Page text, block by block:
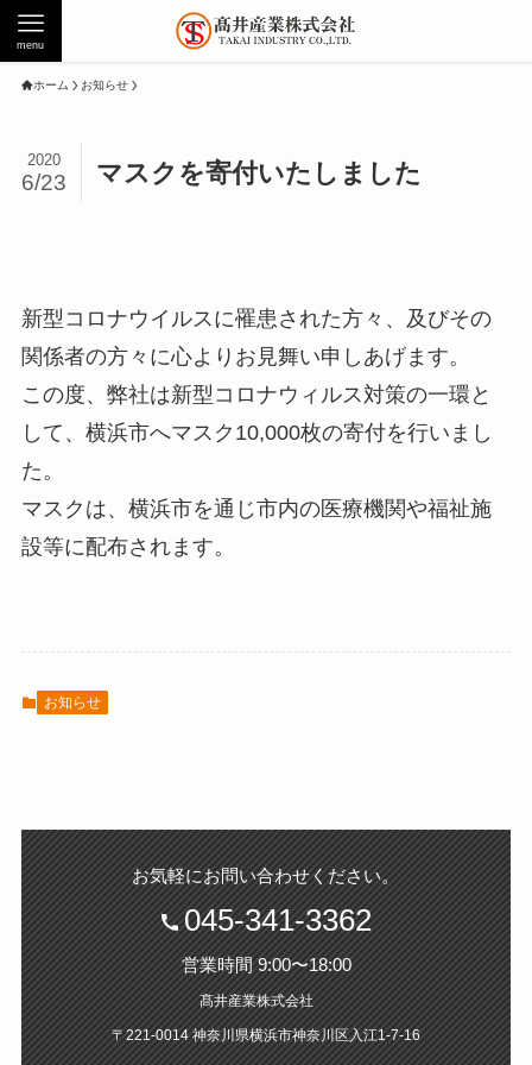
menu
ホーム お知らせ
マスクを寄付いたしました
2020
6/23
新型コロナウイルスに罹患された方々、及びその
関係者の方々に心よりお見舞い申しあげます。
この度、弊社は新型コロナウィルス対策の一環と
して、横浜市へマスク10,000枚の寄付を行いまし
た。
マスクは、横浜市を通じ市内の医療機関や福祉施
設等に配布されます。
お知らせ
お気軽にお問い合わせください。
045-341-3362
営業時間 9:00〜18:00
髙井産業株式会社
〒221-0014 神奈川県横浜市神奈川区入江1‐7‐16